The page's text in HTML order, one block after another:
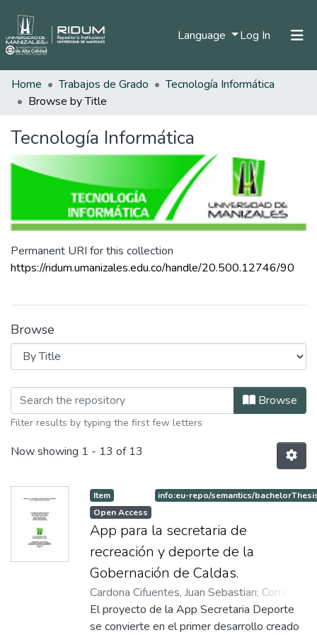
Language Log In (current)
Home Trabajos de Grado
Tecnología Informática
Browse by Title
Tecnología Informática
Permanent URI for this collection
https://ridum.umanizales.edu.co/handle/20.500.12746/90
Browse
Browsing Tecnología Informática by
Browse
Filter results by typing the first few letters
Now showing 1 - 13 of 13
Item
Open Access
info:eu-repo/semantics/
App para la secretaria de
recreación y deporte de la
Gobernación de Caldas.
Cardona Cifuentes, Juan Sebastian; Correa
Mejía, Cesar Augusto; Gómez Jiménez,
María Catalina;Martínez Orozco, Lorena;
El proyecto de la App Secretaria Deporte
se convierte en el primer desarrollo creado